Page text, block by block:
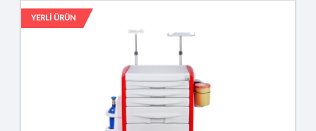
YERLİ ÜRÜN